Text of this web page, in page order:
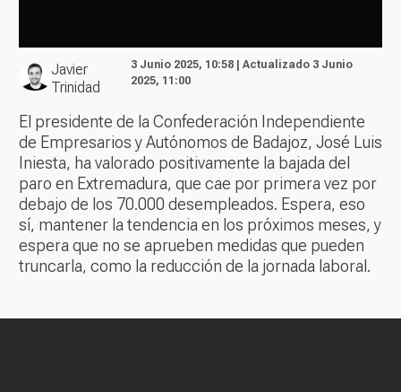
Javier
Trinidad
3 Junio 2025, 10:58 | Actualizado 3 Junio
2025, 11:00
El presidente de la Confederación Independiente
de Empresarios y Autónomos de Badajoz, José Luis
Iniesta, ha valorado positivamente la bajada del
paro en Extremadura, que cae por primera vez por
debajo de los 70.000 desempleados. Espera, eso
sí, mantener la tendencia en los próximos meses, y
espera que no se aprueben medidas que pueden
truncarla, como la reducción de la jornada laboral.